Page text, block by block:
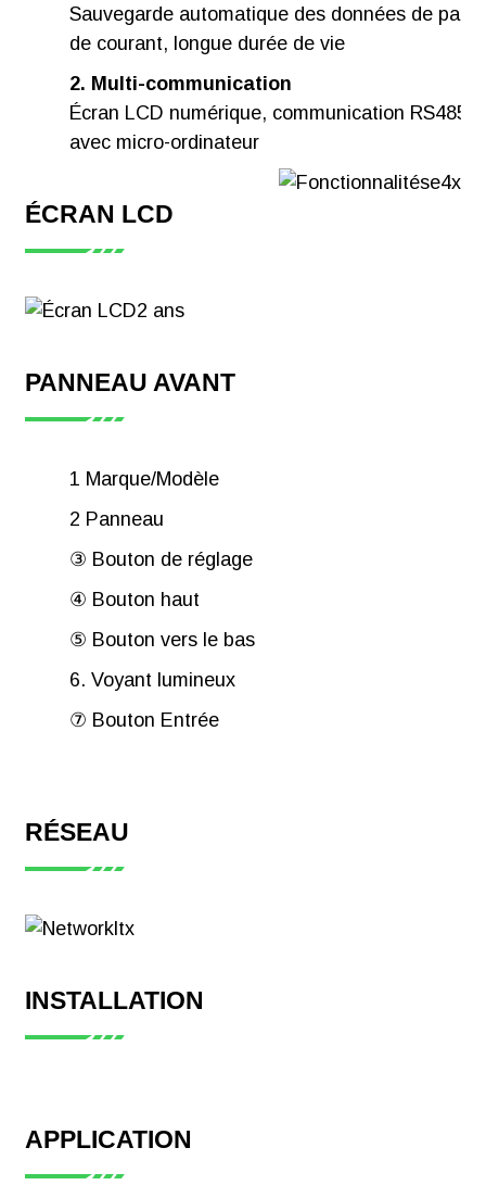
Sauvegarde automatique des données de
de courant, longue durée de vie
2. Multi-communication
Écran LCD numérique, communication RS485
avec micro-ordinateur
ÉCRAN LCD
PANNEAU AVANT
1 Marque/Modèle
2 Panneau
③ Bouton de réglage
④ Bouton haut
⑤ Bouton vers le bas
6. Voyant lumineux
⑦ Bouton Entrée
RÉSEAU
INSTALLATION
APPLICATION